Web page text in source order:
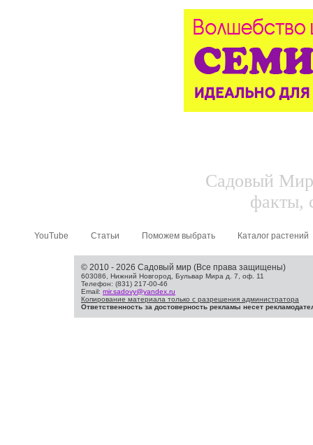
Садовый
факты,
YouTube Статьи Поможем выбрать Каталог растений
© 2010 - 2026 Садовый мир (Все права защищены)
603086, Нижний Новгород, Бульвар Мира д. 7, оф. 11
Телефон: (831) 217-00-46
Email: mir.sadovy@yandex.ru
Копирование материала только с разрешения администратора
Ответственность за достоверность рекламы несет